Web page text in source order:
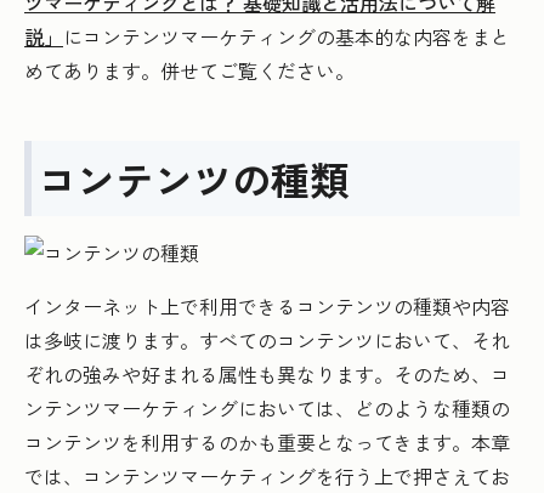
説」 にコンテンツマーケティングの基本的な内容をまと
めてあります。併せてご覧ください。
コンテンツの種類
インターネット上で利用できるコンテンツの種類や内容
は多岐に渡ります。すべてのコンテンツにおいて、それ
ぞれの強みや好まれる属性も異なります。そのため、コ
ンテンツマーケティングにおいては、どのような種類の
コンテンツを利用するのかも重要となってきます。本章
では、コンテンツマーケティングを行う上で押さえてお